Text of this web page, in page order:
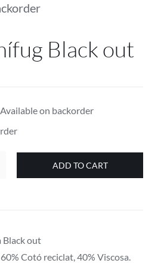
ContacteBlack out
Available on backorder
ADD TO CART
Black out
Cotó reciclat, 40% Viscosa.